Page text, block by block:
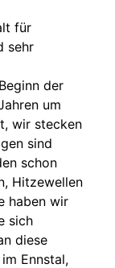
für
sehr
der
um
wir stecken
sind
schon
Hitzewellen
haben wir
sich
diese
Ennstal,